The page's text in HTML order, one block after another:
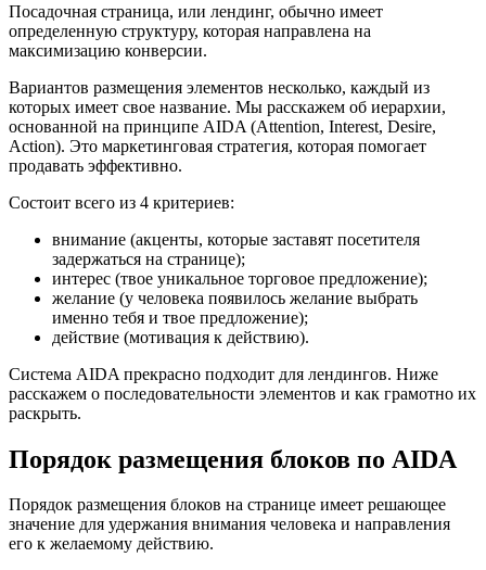
Посадочная страница, или лендинг, обычно имеет
определенную структуру, которая направлена на
максимизацию конверсии.
Вариантов размещения элементов несколько, каждый из
которых имеет свое название. Мы расскажем об иерархии,
основанной на принципе AIDA (Attention, Interest, Desire,
Action). Это маркетинговая стратегия, которая помогает
продавать эффективно.
Состоит всего из 4 критериев:
внимание (акценты, которые заставят посетителя
задержаться на странице);
интерес (твое уникальное торговое предложение);
желание (у человека появилось желание выбрать
именно тебя и твое предложение);
действие (мотивация к действию).
Система AIDA прекрасно подходит для лендингов. Ниже
расскажем о последовательности элементов и как грамотно их
раскрыть.
Порядок размещения блоков по AIDA
Порядок размещения блоков на странице имеет решающее
значение для удержания внимания человека и направления
его к желаемому действию.